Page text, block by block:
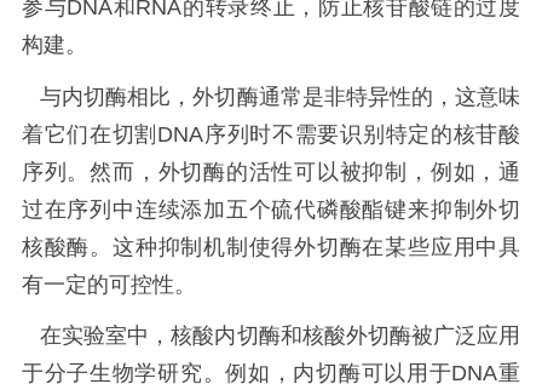
参与DNA和RNA的转录终止，防止核苷酸链的过度
构建。
与内切酶相比，外切酶通常是非特异性的，这意味
着它们在切割DNA序列时不需要识别特定的核苷酸
序列。然而，外切酶的活性可以被抑制，例如，通
过在序列中连续添加五个硫代磷酸酯键来抑制外切
核酸酶。这种抑制机制使得外切酶在某些应用中具
有一定的可控性。
在实验室中，核酸内切酶和核酸外切酶被广泛应用
于分子生物学研究。例如，内切酶可以用于DNA重